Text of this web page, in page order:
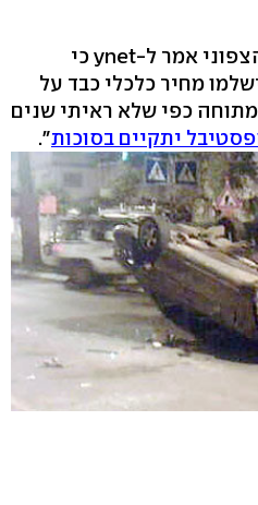
איש משטרה בכיר במחוז הצפוני אמר ל-ynet כי
מחיר כלכלי כבד על
כפי שלא ראיתי שנים
יתקיים בסוכות".